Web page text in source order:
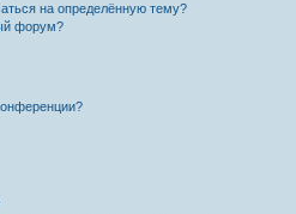
на определённую тему?
форум?